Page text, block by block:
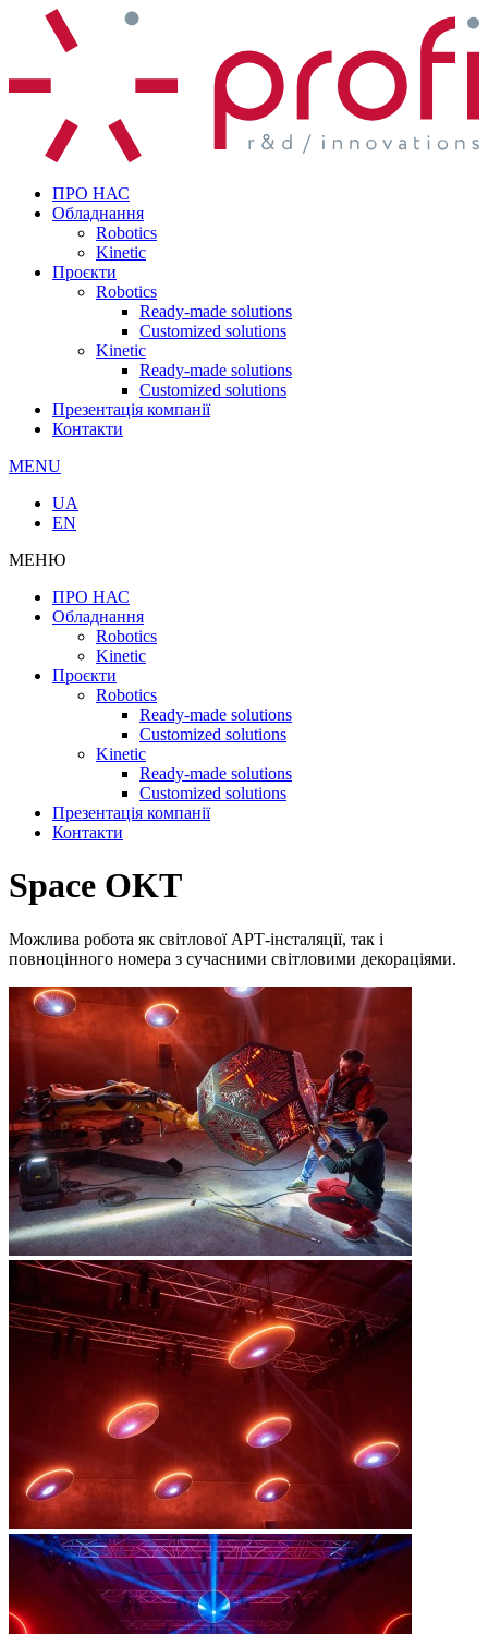
ПРО НАС
Обладнання
Robotics
Kinetic
Проєкти
Robotics
Ready-made solutions
Customized solutions
Kinetic
Ready-made solutions
Customized solutions
Презентація компанії
Контакти
MENU
UA
EN
МЕНЮ
ПРО НАС
Обладнання
Robotics
Kinetic
Проєкти
Robotics
Ready-made solutions
Customized solutions
Kinetic
Ready-made solutions
Customized solutions
Презентація компанії
Контакти
Space OKT
Можлива робота як світлової АРТ-інсталяції, так і
повноцінного номера з сучасними світловими декораціями.